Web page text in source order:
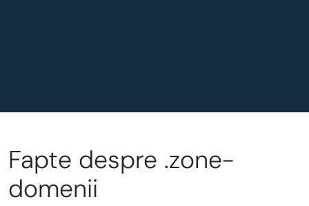
Fapte despre .zone-
domenii